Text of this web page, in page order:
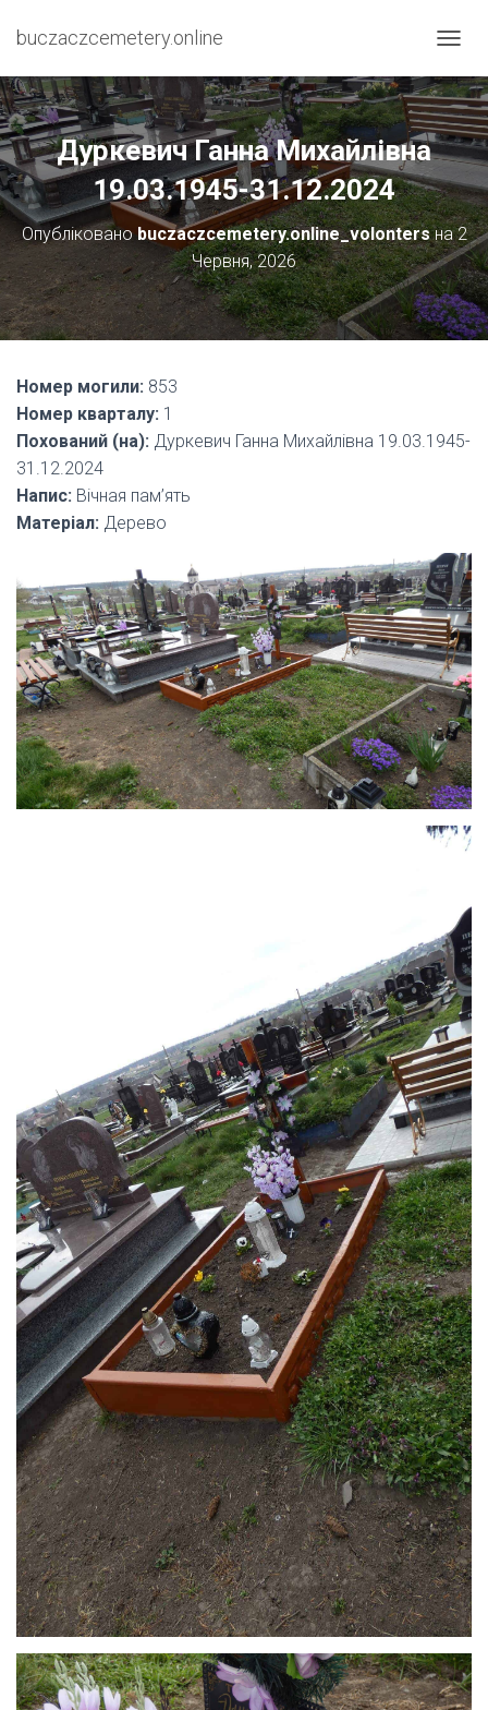
buczaczcemetery.online
Е
Р
Е
М
К
Н
У
Т
И
Н
А
В
І
Г
Дуркевич Ганна Михайлівна
19.03.1945-31.12.2024
Опублікованоbuczaczcemetery.online_volontersна2
Червня, 2026
Номер могили: 853
Номер кварталу: 1
Похований (на): Дуркевич Ганна Михайлівна 19.03.1945-
31.12.2024
Напис: Вічная пам’ять
Матеріал: Дерево